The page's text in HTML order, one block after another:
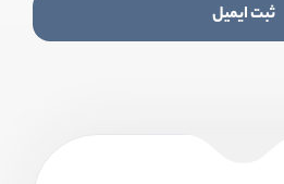
ثبت ایمیل